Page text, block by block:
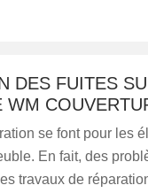
DES FUITES
WM
se font pour les
En fait, des
travaux de